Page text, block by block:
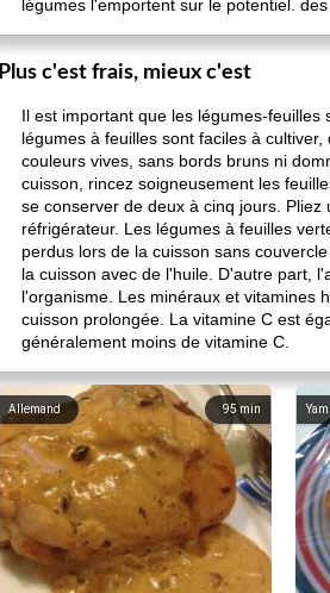
légumes l'emportent sur le potentiel. des
Plus c'est frais, mieux c'est
Il est important que les légumes-
légumes à feuilles sont faciles à
couleurs vives, sans bords bruns ni
cuisson, rincez soigneusement les
se conserver de deux à cinq jours.
réfrigérateur. Les légumes à feuilles
perdus lors de la cuisson sans
la cuisson avec de l'huile. D'autre part,
l'organisme. Les minéraux et vitamines
cuisson prolongée. La vitamine C est
généralement moins de vitamine C.
95min
Allemand